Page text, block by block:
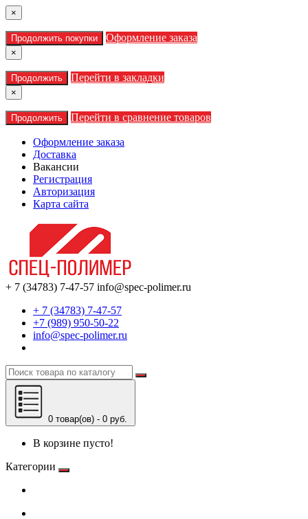
×
Продолжить покупки Оформление заказа
×
Продолжить Перейти в закладки
×
Продолжить Перейти в сравнение товаров
Оформление заказа
Доставка
Вакансии
Регистрация
Авторизация
Карта сайта
+ 7 (34783) 7-47-57 info@spec-polimer.ru
+ 7 (34783) 7-47-57
+7 (989) 950-50-22
info@spec-polimer.ru
0 товар(ов) - 0 руб.
В корзине пусто!
Категории